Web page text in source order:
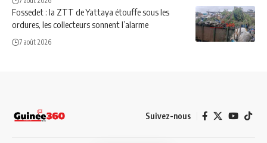
Fossedet : la ZTT de Yattaya étouffe sous les
ordures, les collecteurs sonnent l’alarme
7 août 2026
Suivez-nous